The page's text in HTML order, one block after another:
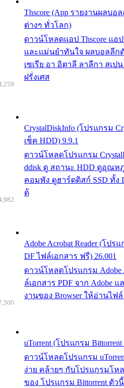
Thscore (App รายงานผลบ
ต่างๆ ทั่วโลก)
ดาวน์โหลดแอป Thscore แอ
และแม่นยำทันใจ ผลบอลลีก
เซเรีย อา อิตาลี ลาลีกา สเป
ฝรั่งเศส
CrystalDiskInfo (โปรแกรม
เช็ค HDD) 9.9.1
ดาวน์โหลดโปรแกรม
ddisk ดู สถานะ HDD ดูอุณห
คอมพัง ดูฮาร์ดดิสก์ SSD ทั้ง
ด้
Adobe Acrobat Reader (โป
DF ไฟล์เอกสาร ฟรี) 26.001
ดาวน์โหลดโปรแกรม Adobe
ล์เอกสาร PDF จาก Adobe
งานของ Browser ให้อ่านไฟล์
uTorrent (โปรแกรม
ดาวน์โหลดโปรแกรม
ง่าย คล้ายๆ กับโปรแกรมโห
ของ โปรแกรม Bittorrent ตัว